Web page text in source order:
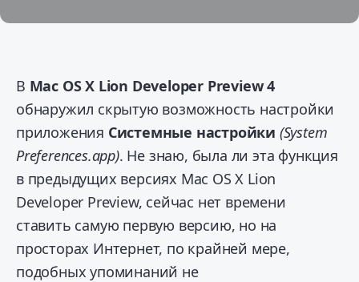
В Mac OS X Lion Developer Preview 4
обнаружил скрытую возможность настройки
приложения Системные настройки (System
Preferences.app). Не знаю, была ли эта функция
в предыдущих версиях Mac OS X Lion
Developer Preview, сейчас нет времени
ставить самую первую версию, но на
просторах Интернет, по крайней мере,
подобных упоминаний не